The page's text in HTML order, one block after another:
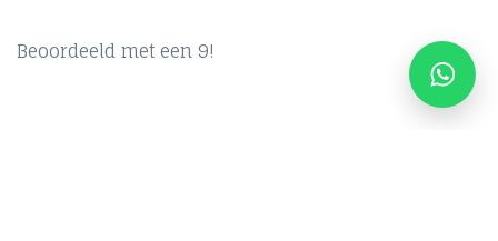
Beoordeeld met een 9!